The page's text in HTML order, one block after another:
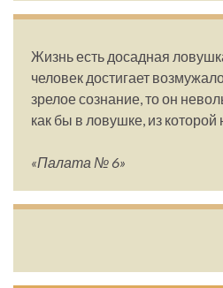
Жизнь есть досадная
человек достигает
зрелое сознание, то он
как бы в ловушке, из которой
«Палата № 6»